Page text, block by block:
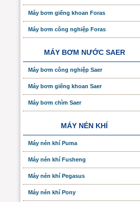
Máy bơm giếng khoan Foras
Máy bơm công nghiệp Foras
MÁY BƠM NƯỚC SAER
Máy bơm công nghiệp Saer
Máy bơm giếng khoan Saer
Máy bơm chìm Saer
MÁY NÉN KHÍ
Máy nén khí Puma
Máy nén khí Fusheng
Máy nén khí Pegasus
Máy nén khí Pony